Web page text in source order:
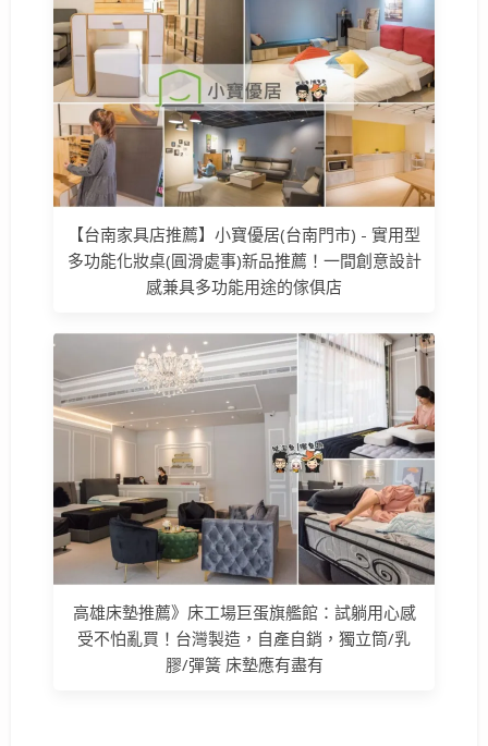
【台南家具店推薦】小寶優居(台南門市) - 實用型
多功能化妝桌(圓滑處事)新品推薦！一間創意設計
感兼具多功能用途的傢俱店
高雄床墊推薦》床工場巨蛋旗艦館：試躺用心感
受不怕亂買！台灣製造，自產自銷，獨立筒/乳
膠/彈簧 床墊應有盡有